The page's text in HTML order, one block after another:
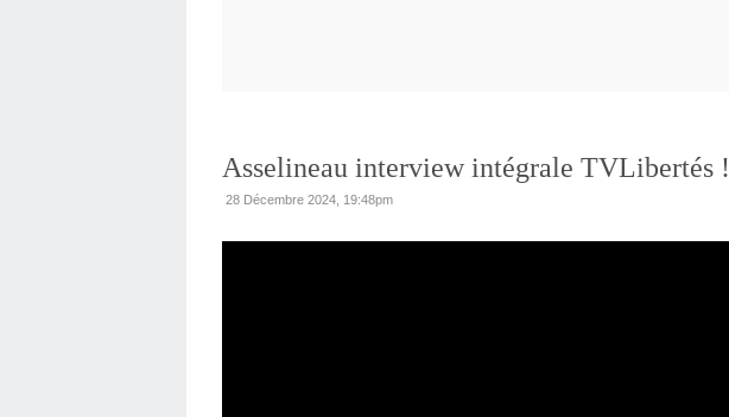
Asselineau interview intégrale TVLibertés !
28 Décembre 2024, 19:48pm